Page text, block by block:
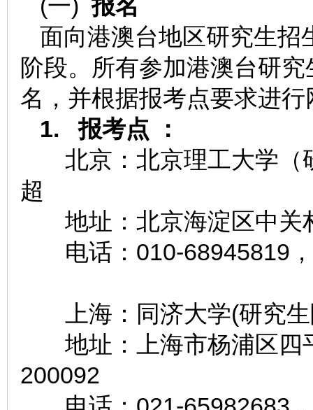
(一)报名
面向港澳台地区研究生招
阶段。所有参加港澳台研
名，并根据报考点要求进
1.报考点 ：
北京：北京理工大
超
地址：北京海淀区中关
电话：010-68945819
上海：同济大学(
地址：上海市杨浦区四
200092